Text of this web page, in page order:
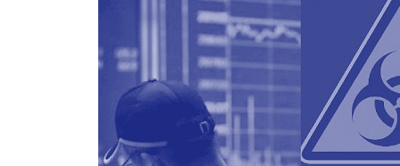
-한계에 부딪힌 성장이 가져올 시나리오
-나쁜 인플레이션이 가져올 시나리오
글로벌 경제 성장 시나리오
-무역 전쟁의 해소가 가져올 시나리오
-다변화된 시장의 투자 포트폴리오